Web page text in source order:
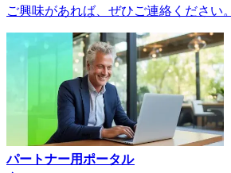
ご興味があれば、ぜひご連絡ください。​​
パートナー用ポータル​​